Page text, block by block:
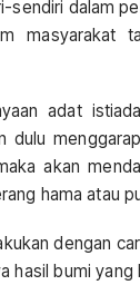
sendiri dalam
masyarakat
adat
dulu
akan
hama atau
dengan
hasil bumi